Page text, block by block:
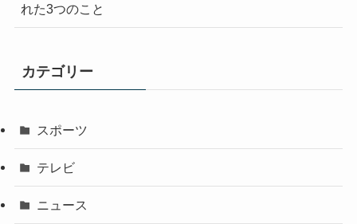
れた3つのこと
カテゴリー
スポーツ
テレビ
ニュース